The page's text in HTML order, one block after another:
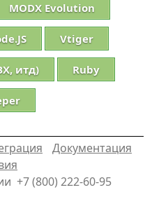
MODX Evolution
Vtiger
итд) Ruby
Документация
+7 (800) 222-60-95